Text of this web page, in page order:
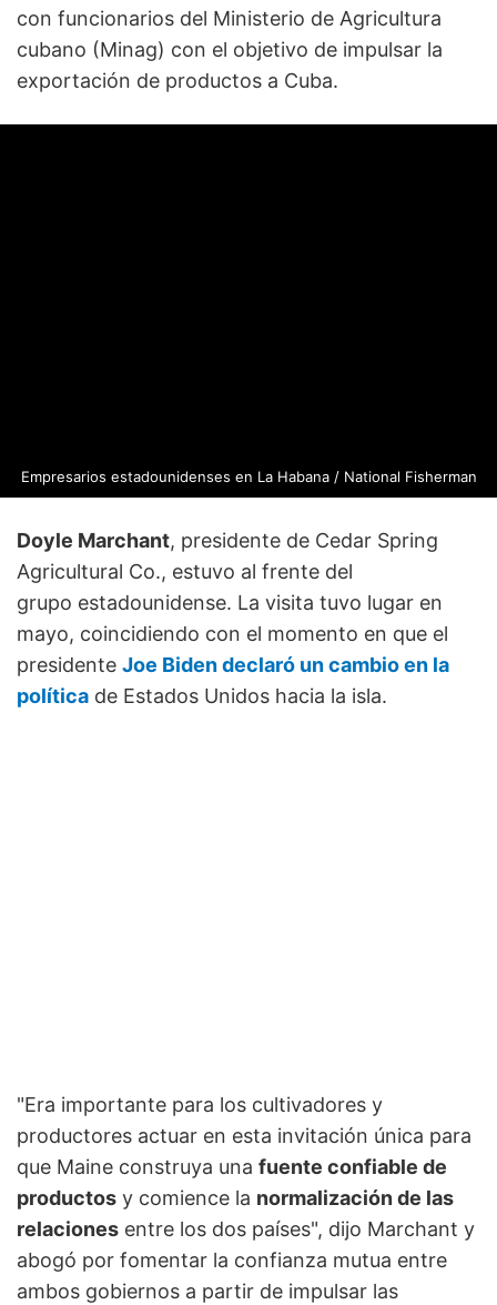
con funcionarios del Ministerio de Agricultura
cubano (Minag) con el objetivo de impulsar la
exportación de productos a Cuba.
Empresarios estadounidenses en La Habana / National Fisherman
Doyle Marchant, presidente de Cedar Spring
Agricultural Co., estuvo al frente del
grupo estadounidense. La visita tuvo lugar en
mayo, coincidiendo con el momento en que el
presidente Joe Biden declaró un cambio en la
política de Estados Unidos hacia la isla.
"Era importante para los cultivadores y
productores actuar en esta invitación única para
que Maine construya una fuente confiable de
productos y comience la normalización de las
relaciones entre los dos países", dijo Marchant y
abogó por fomentar la confianza mutua entre
ambos gobiernos a partir de impulsar las